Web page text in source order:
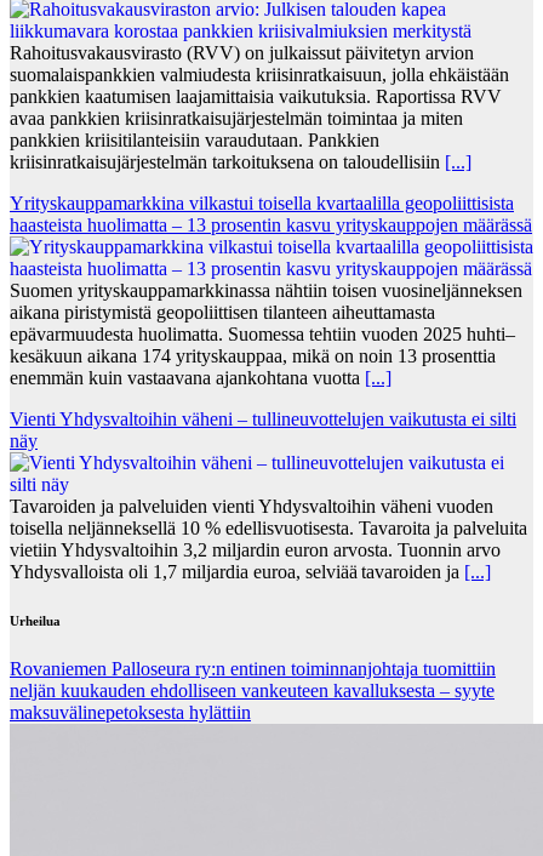
Rahoitusvakausvirasto (RVV) on julkaissut päivitetyn arvion
suomalaispankkien valmiudesta kriisinratkaisuun, jolla ehkäistään
pankkien kaatumisen laajamittaisia vaikutuksia. Raportissa RVV
avaa pankkien kriisinratkaisujärjestelmän toimintaa ja miten
pankkien kriisitilanteisiin varaudutaan. Pankkien
kriisinratkaisujärjestelmän tarkoituksena on taloudellisiin [...]
Yrityskauppamarkkina vilkastui toisella kvartaalilla geopoliittisista
haasteista huolimatta – 13 prosentin kasvu yrityskauppojen määrässä
Suomen yrityskauppamarkkinassa nähtiin toisen vuosineljänneksen
aikana piristymistä geopoliittisen tilanteen aiheuttamasta
epävarmuudesta huolimatta. Suomessa tehtiin vuoden 2025 huhti–
kesäkuun aikana 174 yrityskauppaa, mikä on noin 13 prosenttia
enemmän kuin vastaavana ajankohtana vuotta [...]
Vienti Yhdysvaltoihin väheni – tullineuvottelujen vaikutusta ei silti
näy
Tavaroiden ja palveluiden vienti Yhdysvaltoihin väheni vuoden
toisella neljänneksellä 10 % edellisvuotisesta. Tavaroita ja palveluita
vietiin Yhdysvaltoihin 3,2 miljardin euron arvosta. Tuonnin arvo
Yhdysvalloista oli 1,7 miljardia euroa, selviää tavaroiden ja [...]
Urheilua
Rovaniemen Palloseura ry:n entinen toiminnanjohtaja tuo­mit­tiin
neljän kuu­kau­den eh­dol­li­seen van­keu­teen ka­val­luk­ses­ta – syyte
mak­su­vä­li­ne­pe­tok­ses­ta hy­lät­tiin